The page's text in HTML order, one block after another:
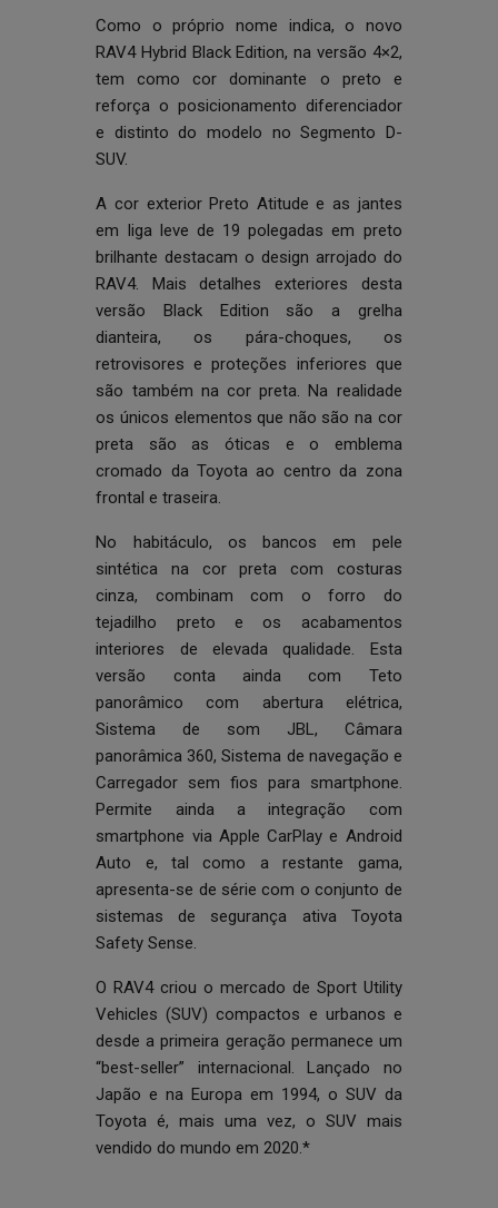
Como o próprio nome indica, o novo
RAV4 Hybrid Black Edition, na versão 4×2,
tem como cor dominante o preto e
reforça o posicionamento diferenciador
e distinto do modelo no Segmento D-
SUV.
A cor exterior Preto Atitude e as jantes
em liga leve de 19 polegadas em preto
brilhante destacam o design arrojado do
RAV4. Mais detalhes exteriores desta
versão Black Edition são a grelha
dianteira, os pára-choques, os
retrovisores e proteções inferiores que
são também na cor preta. Na realidade
os únicos elementos que não são na cor
preta são as óticas e o emblema
cromado da Toyota ao centro da zona
frontal e traseira.
No habitáculo, os bancos em pele
sintética na cor preta com costuras
cinza, combinam com o forro do
tejadilho preto e os acabamentos
interiores de elevada qualidade. Esta
versão conta ainda com Teto
panorâmico com abertura elétrica,
Sistema de som JBL, Câmara
panorâmica 360, Sistema de navegação e
Carregador sem fios para smartphone.
Permite ainda a integração com
smartphone via Apple CarPlay e Android
Auto e, tal como a restante gama,
apresenta-se de série com o conjunto de
sistemas de segurança ativa Toyota
Safety Sense.
O RAV4 criou o mercado de Sport Utility
Vehicles (SUV) compactos e urbanos e
desde a primeira geração permanece um
“best-seller” internacional. Lançado no
Japão e na Europa em 1994, o SUV da
Toyota é, mais uma vez, o SUV mais
vendido do mundo em 2020.*